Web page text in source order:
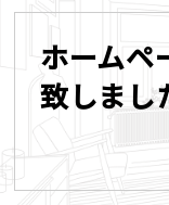
ホームペ
致しまし